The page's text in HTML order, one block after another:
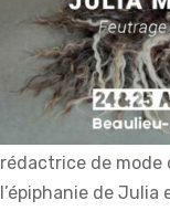
rédactrice de mode
l’épiphanie de